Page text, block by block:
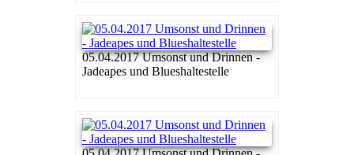
05.04.2017 Umsonst und Drinnen -
Jadeapes und Blueshaltestelle